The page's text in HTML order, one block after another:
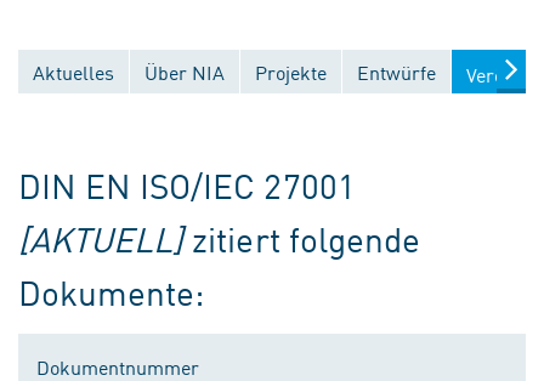
Aktuelles Über NIA Projekte Entwürfe
DIN EN ISO/IEC 27001
[AKTUELL]zitiert folgende
Dokumente:
Dokumentnummer